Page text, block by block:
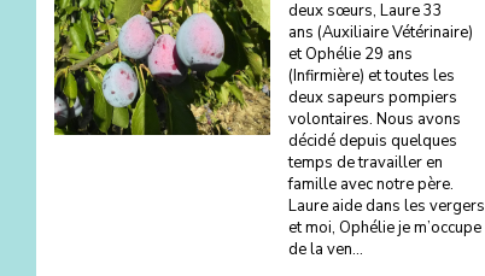
deux sœurs, Laure 33
ans (Auxiliaire Vétérinaire)
et Ophélie 29 ans
(Infirmière) et toutes les
deux sapeurs pompiers
volontaires. Nous avons
décidé depuis quelques
temps de travailler en
famille avec notre père.
Laure aide dans les vergers
et moi, Ophélie je m’occupe
de la ven...